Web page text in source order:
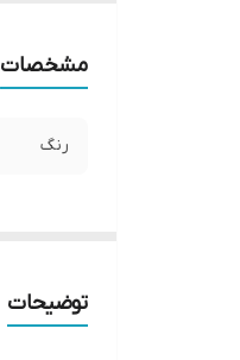
مشخصات
رنگ
توضیحات